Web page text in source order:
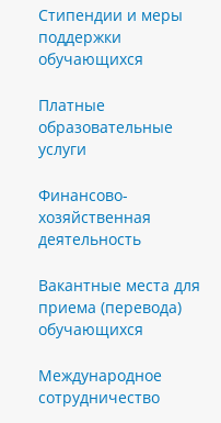
Стипендии и меры
поддержки
обучающихся
Платные
образовательные
услуги
Финансово-
хозяйственная
деятельность
Вакантные места для
приема (перевода)
обучающихся
Международное
сотрудничество